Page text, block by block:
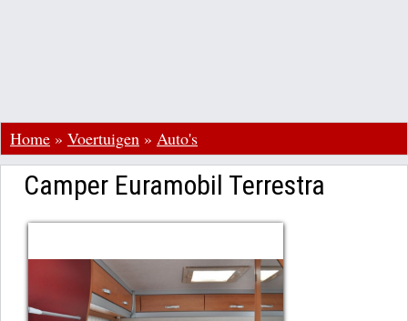
Home » Voertuigen » Auto's
Camper Euramobil Terrestra